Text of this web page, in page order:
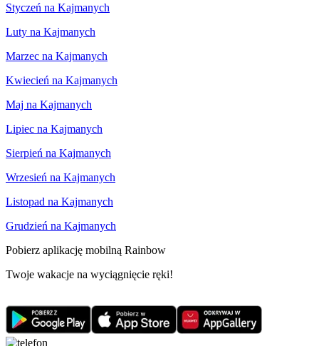
Styczeń na Kajmanych
Luty na Kajmanych
Marzec na Kajmanych
Kwiecień na Kajmanych
Maj na Kajmanych
Lipiec na Kajmanych
Sierpień na Kajmanych
Wrzesień na Kajmanych
Listopad na Kajmanych
Grudzień na Kajmanych
Pobierz aplikację mobilną Rainbow
Twoje wakacje na wyciągnięcie ręki!